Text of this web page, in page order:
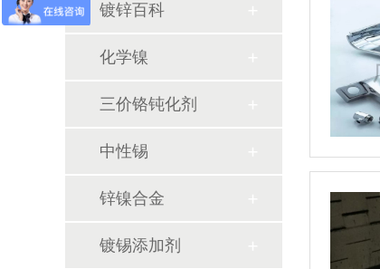
镀锌百科
化学镍
三价铬钝化剂
中性锡
锌镍合金
镀锡添加剂